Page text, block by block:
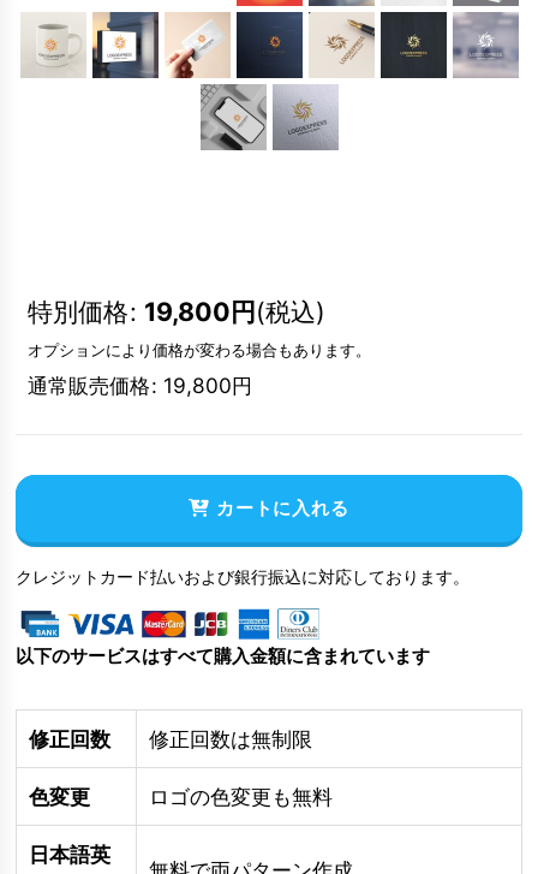
特別価格: 19,800円(税込)
オプションにより価格が変わる場合もあります。
通常販売価格: 19,800円
カートに入れる
クレジットカード払いおよび銀行振込に対応しております。
以下のサービスはすべて購入金額に含まれています
修正回数 修正回数は無制限
色変更 ロゴの色変更も無料
日本語英